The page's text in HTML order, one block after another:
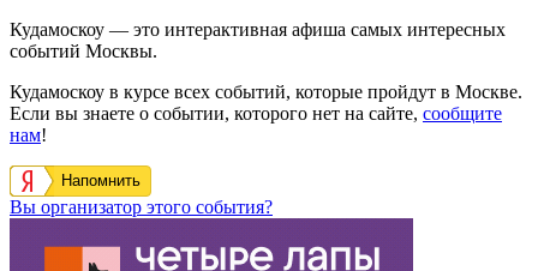
Кудамоскоу — это интерактивная афиша самых интересных
событий Москвы.
Кудамоскоу в курсе всех событий, которые пройдут в Москве.
Если вы знаете о событии, которого нет на сайте, сообщите
нам!
Напомнить
Вы организатор этого события?